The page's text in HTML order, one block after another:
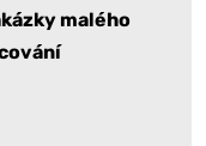
malého